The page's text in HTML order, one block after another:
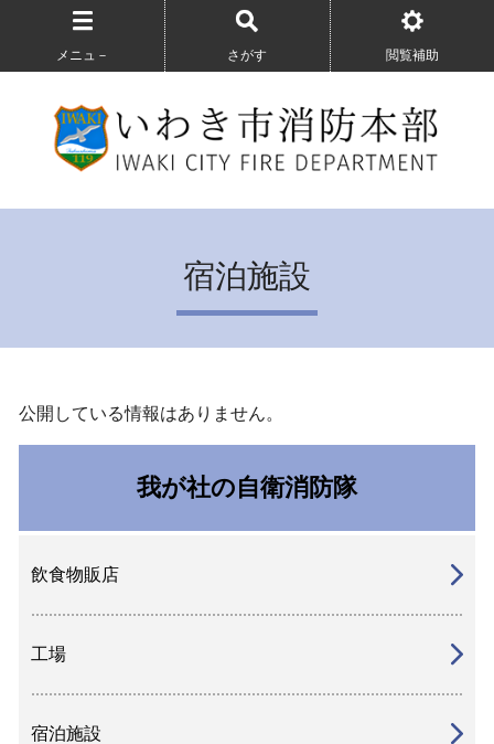
メニュ－ さがす 閲覧補助
宿泊施設
公開している情報はありません。
我が社の自衛消防隊
飲食物販店
工場
宿泊施設